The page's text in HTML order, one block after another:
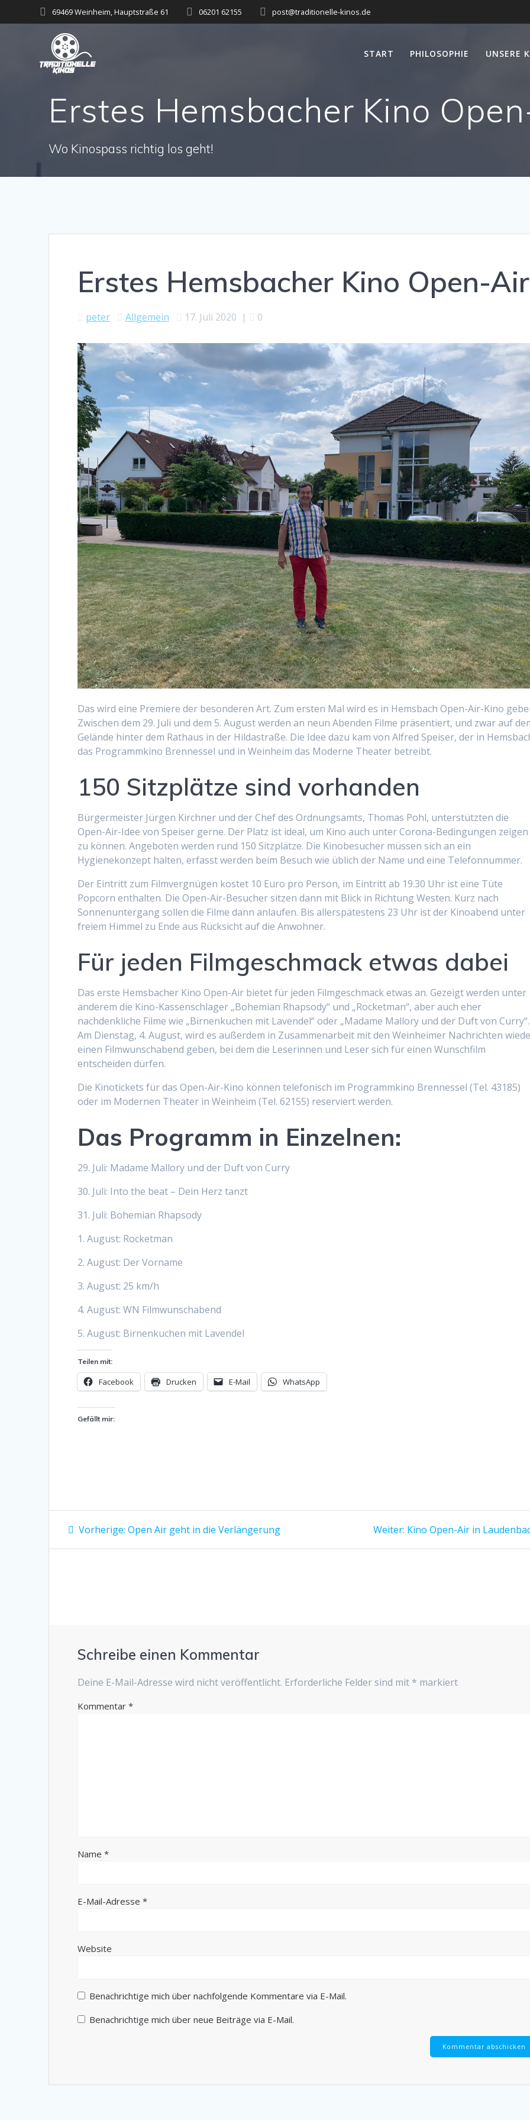
Inhalt
69469 Weinheim, Hauptstraße 61 06201 62155 post@traditionelle-kinos.de
START PHILOSOPHIE UNSERE
Erstes Hemsbacher Kino
Wo Kinospass richtig los geht!
Erstes Hemsbacher Kino Open-Air
peter Allgemein 17. Juli 2020 | 0
Das wird eine Premiere der besonderen Art. Zum ersten Mal wird es in Hemsbach Open-Air-Kino
Zwischen dem 29. Juli und dem 5. August werden an neun Abenden Filme präsentiert, und zwar auf
Gelände hinter dem Rathaus in der Hildastraße. Die Idee dazu kam von Alfred Speiser, der in
das Programmkino Brennessel und in Weinheim das Moderne Theater betreibt.
150 Sitzplätze sind vorhanden
Bürgermeister Jürgen Kirchner und der Chef des Ordnungsamts, Thomas Pohl, unterstützten die
Open-Air-Idee von Speiser gerne. Der Platz ist ideal, um Kino auch unter Corona-Bedingungen zeigen
zu können. Angeboten werden rund 150 Sitzplätze. Die Kinobesucher müssen sich an ein
Hygienekonzept halten, erfasst werden beim Besuch wie üblich der Name und eine Telefonnummer.
Der Eintritt zum Filmvergnügen kostet 10 Euro pro Person, im Eintritt ab 19.30 Uhr ist eine Tüte
Popcorn enthalten. Die Open-Air-Besucher sitzen dann mit Blick in Richtung Westen. Kurz nach
Sonnenuntergang sollen die Filme dann anlaufen. Bis allerspätestens 23 Uhr ist der Kinoabend unter
freiem Himmel zu Ende aus Rücksicht auf die Anwohner.
Für jeden Filmgeschmack etwas dabei
Das erste Hemsbacher Kino Open-Air bietet für jeden Filmgeschmack etwas an. Gezeigt werden unter
anderem die Kino-Kassenschlager „Bohemian Rhapsody“ und „Rocketman“, aber auch eher
nachdenkliche Filme wie „Birnenkuchen mit Lavendel“ oder „Madame Mallory und der Duft von Curry“.
Am Dienstag, 4. August, wird es außerdem in Zusammenarbeit mit den Weinheimer Nachrichten
einen Filmwunschabend geben, bei dem die Leserinnen und Leser sich für einen Wunschfilm
entscheiden dürfen.
Die Kinotickets für das Open-Air-Kino können telefonisch im Programmkino Brennessel (Tel. 43185)
oder im Modernen Theater in Weinheim (Tel. 62155) reserviert werden.
Das Programm in Einzelnen:
29. Juli: Madame Mallory und der Duft von Curry
30. Juli: Into the beat – Dein Herz tanzt
31. Juli: Bohemian Rhapsody
1. August: Rocketman
2. August: Der Vorname
3. August: 25 km/h
4. August: WN Filmwunschabend
5. August: Birnenkuchen mit Lavendel
Teilen mit:
Facebook Drucken E-Mail WhatsApp
Gefällt mir:
Beitragsnavigation
Vorherige: Vorheriger
Open Air geht in die Verlängerung Weiter: Nächster
Kino Open-Air in
Schreibe einen Kommentar
Deine E-Mail-Adresse wird nicht veröffentlicht. Erforderliche Felder sind mit * markiert
Kommentar*
Name*
E-Mail-Adresse*
Website
Benachrichtige mich über nachfolgende Kommentare via E-Mail.
Benachrichtige mich über neue Beiträge via E-Mail.